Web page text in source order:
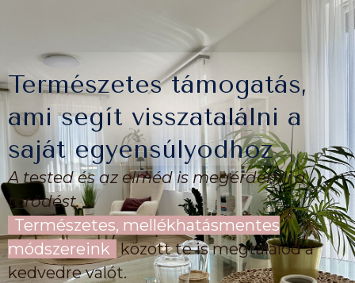
Természetes támogatás,
ami segít visszatalálni a
saját egyensúlyodhoz
A tested és az elméd is megérdemli a
törődést.
Természetes, mellékhatásmentes
módszereink között te is megtalálod a
kedvedre valót.